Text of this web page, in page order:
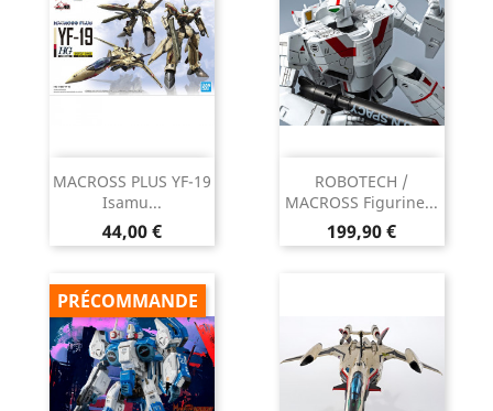
MACROSS PLUS YF-19
Isamu...
Prix
44,00 €
ROBOTECH /
MACROSS Figurine...
Prix
199,90 €
PRÉCOMMANDE